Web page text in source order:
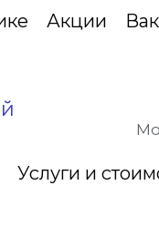
Акции
Услуги и